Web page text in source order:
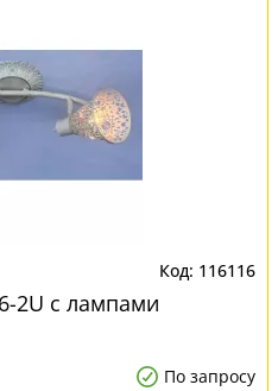
116116
2U с лампами
По запросу